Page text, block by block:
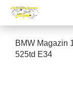
BMW Magazin
525td E34